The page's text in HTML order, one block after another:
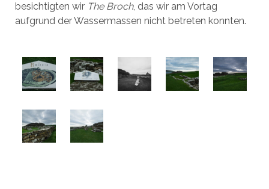
besichtigten wir The Broch, das wir am Vortag
aufgrund der Wassermassen nicht betreten konnten.